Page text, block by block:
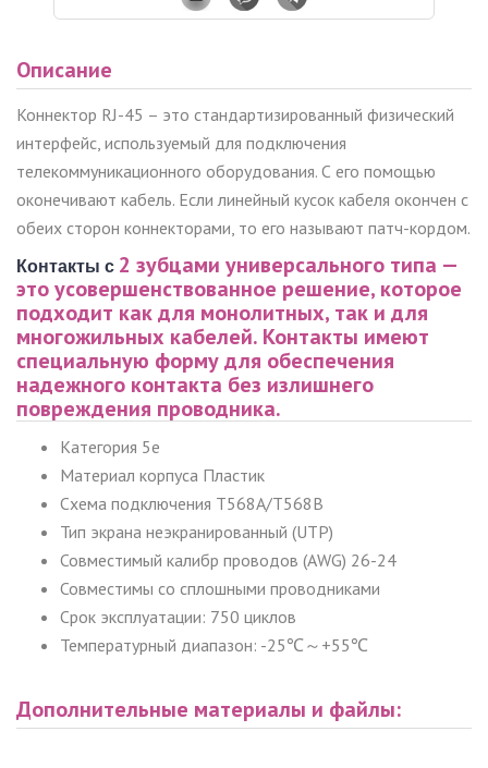
Описание
Коннектор RJ-45 – это стандартизированный физический
интерфейс, используемый для подключения
телекоммуникационного оборудования. С его помощью
оконечивают кабель. Если линейный кусок кабеля окончен с
обеих сторон коннекторами, то его называют патч-кордом.
Контакты с 2 зубцами универсального типа —
это усовершенствованное решение, которое
подходит как для монолитных, так и для
многожильных кабелей. Контакты имеют
специальную форму для обеспечения
надежного контакта без излишнего
повреждения проводника.
Категория 5e
Материал корпуса Пластик
Схема подключения T568A/T568B
Тип экрана неэкранированный (UTP)
Совместимый калибр проводов (AWG) 26-24
Совместимы со сплошными проводниками
Срок эксплуатации: 750 циклов
Температурный диапазон: -25℃～+55℃
Дополнительные материалы и файлы: